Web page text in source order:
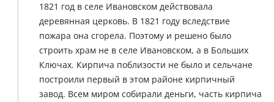
1821 год в селе Ивановском действовала
деревянная церковь. В 1821 году вследствие
пожара она сгорела. Поэтому и решено было
строить храм не в селе Ивановском, а в Больших
Ключах. Кирпича поблизости не было и сельчане
построили первый в этом районе кирпичный
завод. Всем миром собирали деньги, часть кирпича